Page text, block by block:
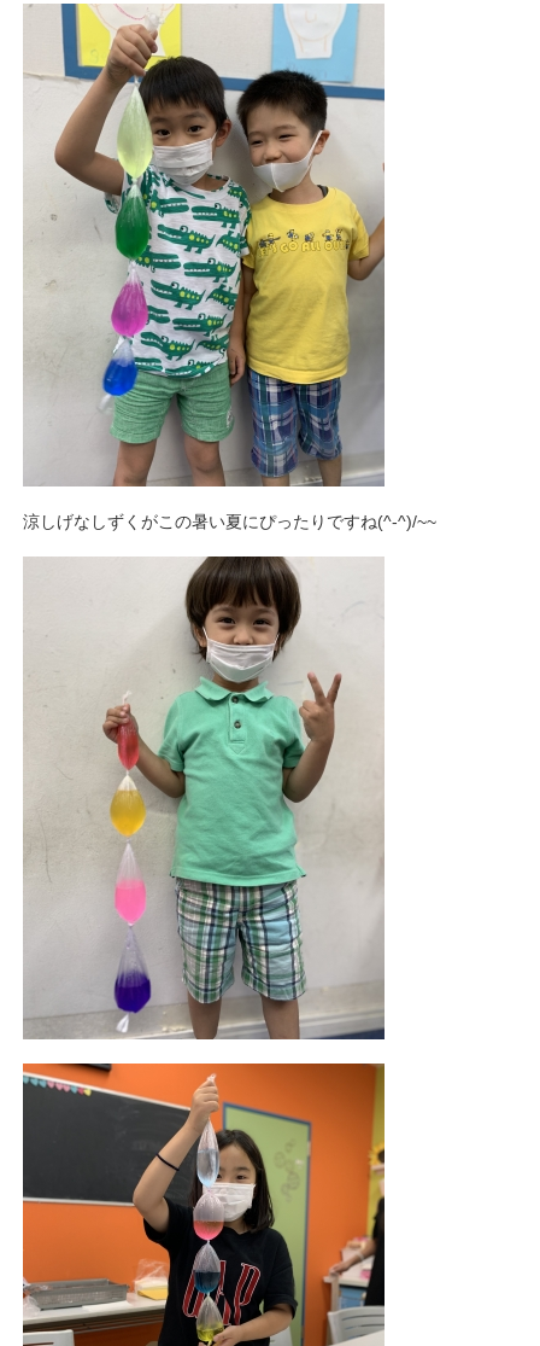
涼しげなしずくがこの暑い夏にぴったりですね(^-^)/~~